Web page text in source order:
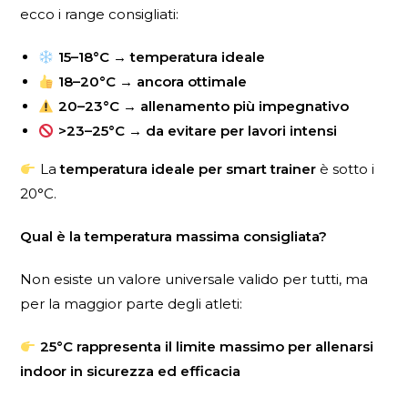
ecco i range consigliati:
15–18°C → temperatura ideale
18–20°C → ancora ottimale
20–23°C → allenamento più impegnativo
>23–25°C → da evitare per lavori intensi
Latemperatura ideale per smart trainerè sotto i
20°C.
Qual è la temperatura massima consigliata?
Non esiste un valore universale valido per tutti, ma
per la maggior parte degli atleti:
25°C rappresenta il limite massimo per allenarsi
indoor in sicurezza ed efficacia